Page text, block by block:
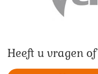
Heeft u vragen